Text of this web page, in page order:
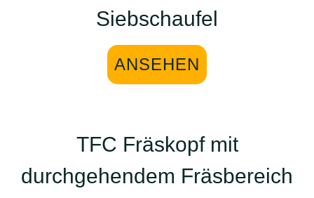
Siebschaufel
ANSEHEN
TFC Fräskopf mit
durchgehendem Fräsbereich